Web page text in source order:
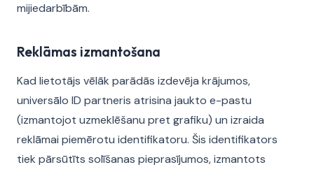
mijiedarbībām.
Reklāmas izmantošana
Kad lietotājs vēlāk parādās izdevēja krājumos,
universālo ID partneris atrisina jaukto e-pastu
(izmantojot uzmeklēšanu pret grafiku) un izraida
reklāmai piemērotu identifikatoru. Šis identifikators
tiek pārsūtīts solīšanas pieprasījumos, izmantots